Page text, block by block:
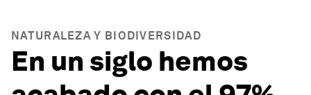
NATURALEZA Y BIODIVERSIDAD
En un siglo hemos